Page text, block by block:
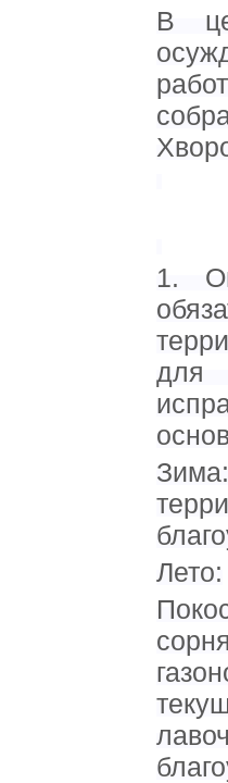
В
1.
для
Лето: